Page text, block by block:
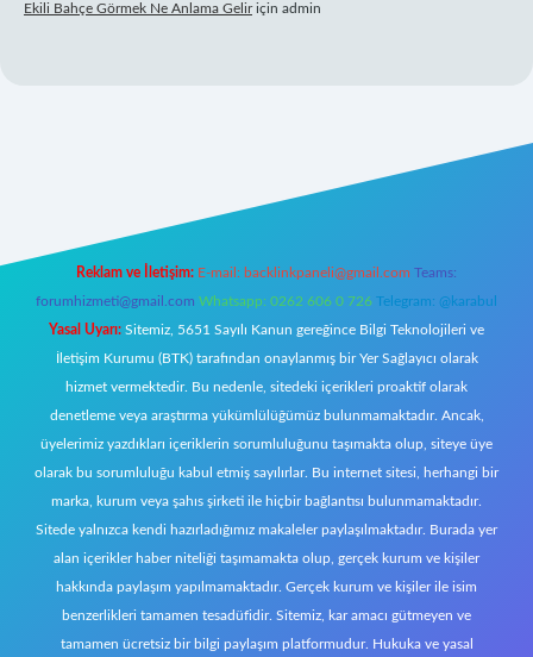
Ekili Bahçe Görmek Ne Anlama Geliriçin admin
Reklam ve İletişim: E-mail: backlinkpaneli@gmail.com Teams:
forumhizmeti@gmail.com Whatsapp: 0262 606 0 726 Telegram: @karabul
Yasal Uyarı: Sitemiz, 5651 Sayılı Kanun gereğince Bilgi Teknolojileri ve
İletişim Kurumu (BTK) tarafından onaylanmış bir Yer Sağlayıcı olarak
hizmet vermektedir. Bu nedenle, sitedeki içerikleri proaktif olarak
denetleme veya araştırma yükümlülüğümüz bulunmamaktadır. Ancak,
üyelerimiz yazdıkları içeriklerin sorumluluğunu taşımakta olup, siteye üye
olarak bu sorumluluğu kabul etmiş sayılırlar. Bu internet sitesi, herhangi bir
marka, kurum veya şahıs şirketi ile hiçbir bağlantısı bulunmamaktadır.
Sitede yalnızca kendi hazırladığımız makaleler paylaşılmaktadır. Burada yer
alan içerikler haber niteliği taşımamakta olup, gerçek kurum ve kişiler
hakkında paylaşım yapılmamaktadır. Gerçek kurum ve kişiler ile isim
benzerlikleri tamamen tesadüfidir. Sitemiz, kar amacı gütmeyen ve
tamamen ücretsiz bir bilgi paylaşım platformudur. Hukuka ve yasal